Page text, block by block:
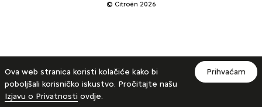
© Citroën 2026
Ova web stranica koristi kolačiće kako bi
poboljšali korisničko iskustvo. Pročitajte našu
Izjavu o Privatnosti ovdje.
Prihvaćam